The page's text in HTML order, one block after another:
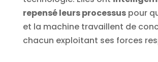
repensé leurs processuspour
et la machine travaillent de
chacun exploitant ses forces